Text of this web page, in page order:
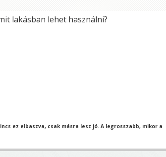
lakásban lehet használni?
ez elbaszva, csak másra lesz jó. A legrosszabb, mikor a